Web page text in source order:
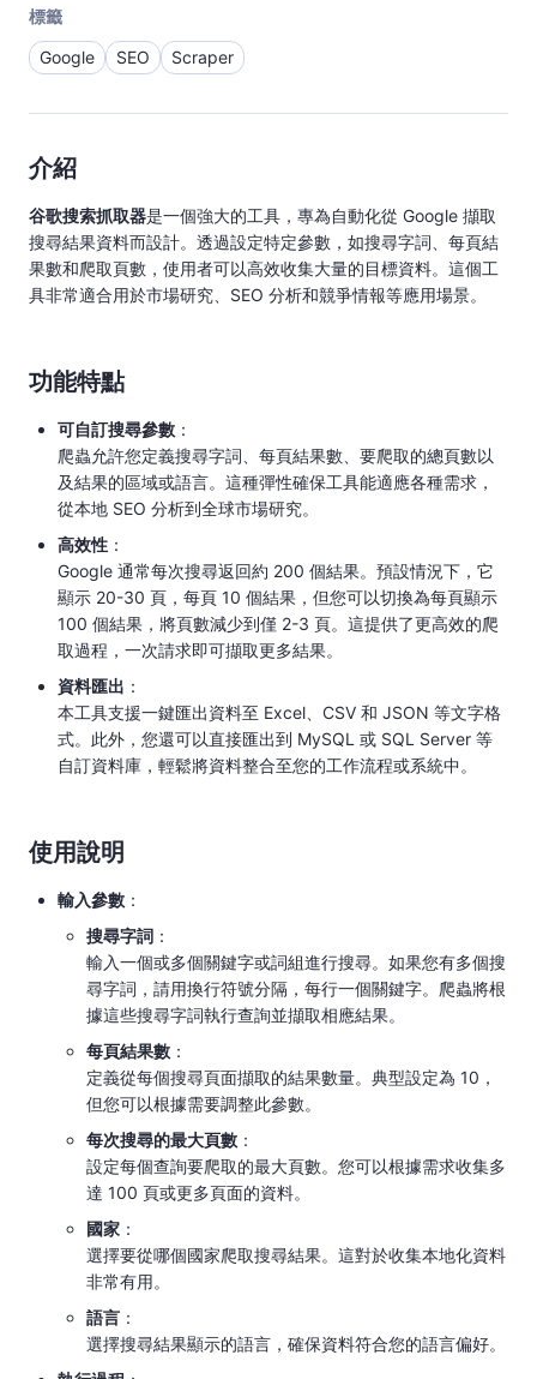
標籤
Google
SEO Scraper
介紹
谷歌搜索抓取器是一個強大的工具，專為自動化從 Google 擷取
搜尋結果資料而設計。透過設定特定參數，如搜尋字詞、每頁結
果數和爬取頁數，使用者可以高效收集大量的目標資料。這個工
具非常適合用於市場研究、SEO 分析和競爭情報等應用場景。
功能特點
可自訂搜尋參數 ​：
爬蟲允許您定義搜尋字詞、每頁結果數、要爬取的總頁數以
及結果的區域或語言。這種彈性確保工具能適應各種需求，
從本地 SEO 分析到全球市場研究。
高效性 ​：
Google 通常每次搜尋返回約 200 個結果。預設情況下，它
顯示 20-30 頁，每頁 10 個結果，但您可以切換為每頁顯示
100 個結果，將頁數減少到僅 2-3 頁。這提供了更高效的爬
取過程，一次請求即可擷取更多結果。
資料匯出 ​：
本工具支援一鍵匯出資料至 Excel、CSV 和 JSON 等文字格
式。此外，您還可以直接匯出到 MySQL 或 SQL Server 等
自訂資料庫，輕鬆將資料整合至您的工作流程或系統中。
使用說明
輸入參數 ​：
搜尋字詞 ​：
輸入一個或多個關鍵字或詞組進行搜尋。如果您有多個搜
尋字詞，請用換行符號分隔，每行一個關鍵字。爬蟲將根
據這些搜尋字詞執行查詢並擷取相應結果。
每頁結果數 ​：
定義從每個搜尋頁面擷取的結果數量。典型設定為 10，
但您可以根據需要調整此參數。
每次搜尋的最大頁數 ​：
設定每個查詢要爬取的最大頁數。您可以根據需求收集多
達 100 頁或更多頁面的資料。
國家 ​：
選擇要從哪個國家爬取搜尋結果。這對於收集本地化資料
非常有用。
語言 ​：
選擇搜尋結果顯示的語言，確保資料符合您的語言偏好。